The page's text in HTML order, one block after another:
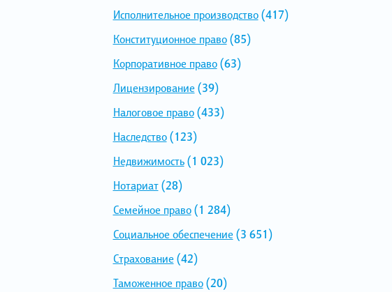
Исполнительное производство(417)
Конституционное право(85)
Корпоративное право(63)
Лицензирование (39)
Налоговое право(433)
Наследство(123)
Недвижимость(1 023)
Нотариат(28)
Семейное право(1 284)
Социальное обеспечение (3 651)
Страхование (42)
Таможенное право(20)